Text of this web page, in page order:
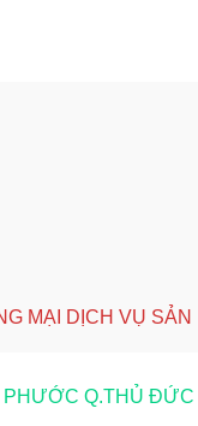
MẠI DỊCH VỤ SẢN
PHƯỚC Q.THỦ ĐỨC